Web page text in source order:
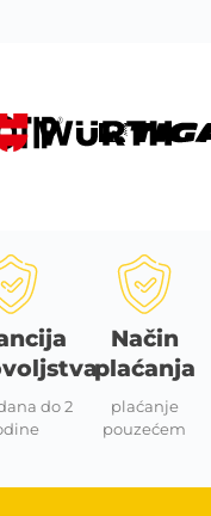
do 2
Način
plaćanja
plaćanje
pouzećem